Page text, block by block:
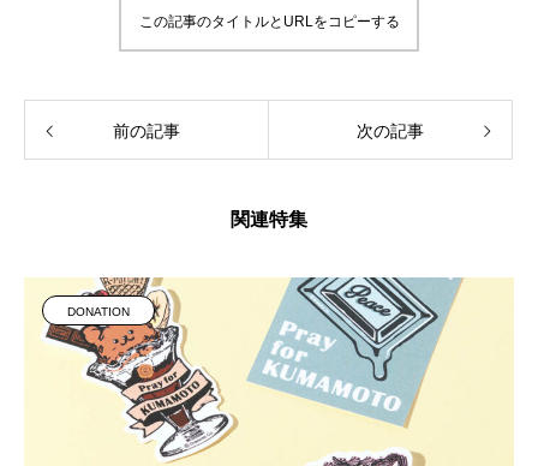
この記事のタイトルとURLをコピーする
前の記事 次の記事
関連特集
DONATION